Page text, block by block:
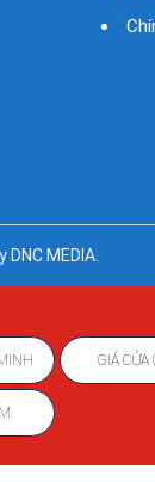
MEDIA.
GIÁ CỬA